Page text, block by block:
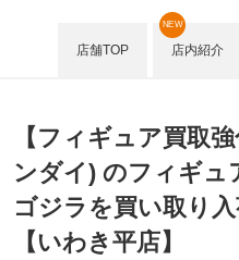
店舗TOP 店内紹介
NEW
【フィギュア買取
ンダイ) のフィギ
ゴジラを買い取り
【いわき平店】